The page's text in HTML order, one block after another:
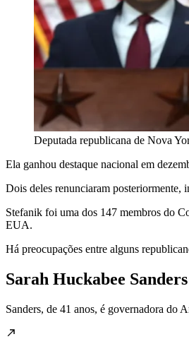
Deputada republicana de Nova
Ela ganhou destaque nacional em
Dois deles renunciaram posteriormente,
Stefanik foi uma dos 147 membros do
EUA.
Há preocupações entre alguns
Sarah Huckabee Sanders
Sanders, de 41 anos, é governadora do